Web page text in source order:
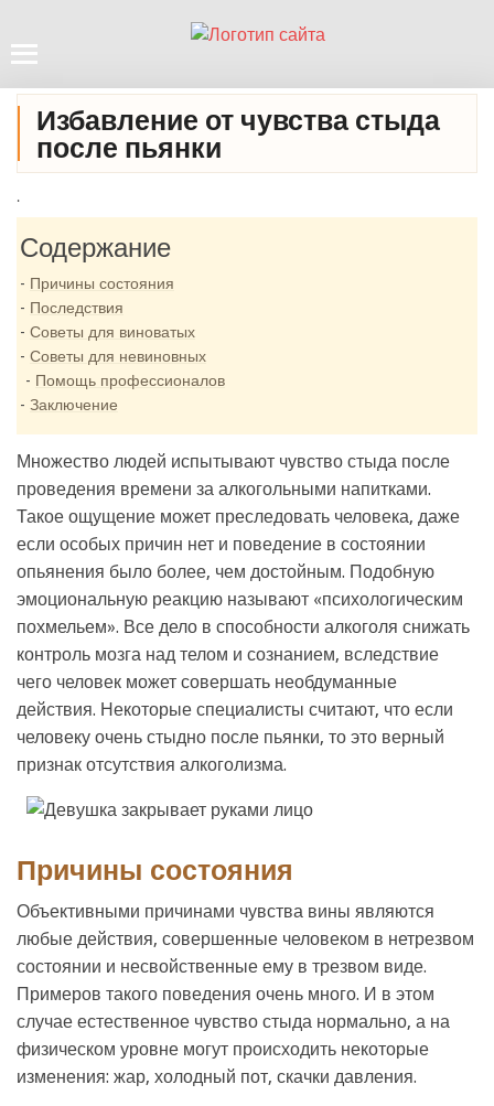
Избавление от чувства стыда
после пьянки
.
Содержание
Причины состояния
Последствия
Советы для виноватых
Советы для невиновных
Помощь профессионалов
Заключение
Множество людей испытывают чувство стыда после
проведения времени за алкогольными напитками.
Такое ощущение может преследовать человека, даже
если особых причин нет и поведение в состоянии
опьянения было более, чем достойным. Подобную
эмоциональную реакцию называют «психологическим
похмельем». Все дело в способности алкоголя снижать
контроль мозга над телом и сознанием, вследствие
чего человек может совершать необдуманные
действия. Некоторые специалисты считают, что если
человеку очень стыдно после пьянки, то это верный
признак отсутствия алкоголизма.
Причины состояния
Объективными причинами чувства вины являются
любые действия, совершенные человеком в нетрезвом
состоянии и несвойственные ему в трезвом виде.
Примеров такого поведения очень много. И в этом
случае естественное чувство стыда нормально, а на
физическом уровне могут происходить некоторые
изменения: жар, холодный пот, скачки давления.